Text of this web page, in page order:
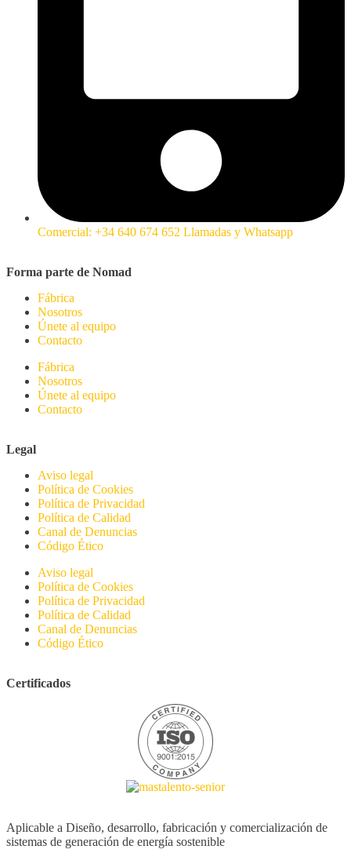
Comercial: +34 640 674 652 Llamadas y Whatsapp
Forma parte de Nomad
Fábrica
Nosotros
Únete al equipo
Contacto
Fábrica
Nosotros
Únete al equipo
Contacto
Legal
Aviso legal
Política de Cookies
Política de Privacidad
Política de Calidad
Canal de Denuncias
Código Ético
Aviso legal
Política de Cookies
Política de Privacidad
Política de Calidad
Canal de Denuncias
Código Ético
Certificados
Aplicable a Diseño, desarrollo, fabricación y comercialización de
sistemas de generación de energía sostenible